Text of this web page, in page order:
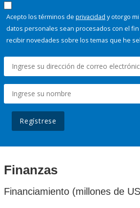
Acepto los términos de privacidad y otorgo
datos personales sean procesados con el
recibir novedades sobre los temas que he
Regístrese
Finanzas
Financiamiento (millones de